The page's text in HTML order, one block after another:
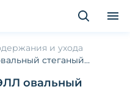
и ухода
стеганый
овальный